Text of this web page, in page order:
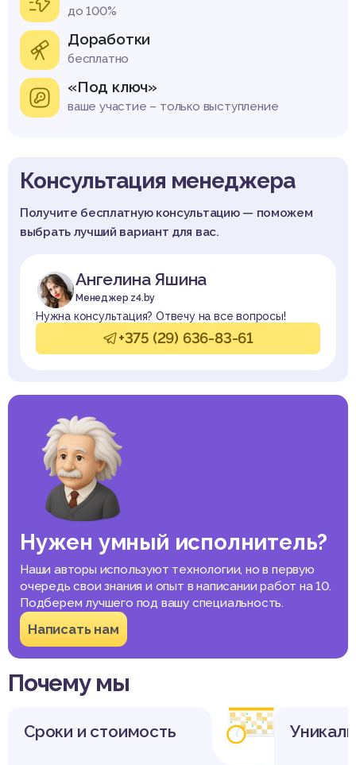
до 100%
Доработки
бесплатно
«Под ключ»
ваше участие – только выступление
Консультация менеджера
Получите бесплатную консультацию — поможем
выбрать лучший вариант для вас.
Ангелина Яшина
Менеджер z4.by
Нужна консультация? Отвечу на все вопросы!
+375 (29) 636-83-61
Нужен умный исполнитель?
Наши авторы используют технологии, но в первую
очередь свои знания и опыт в написании работ на 10.
Подберем лучшего под вашу специальность.
Написать нам
Почему мы
Сроки и стоимость